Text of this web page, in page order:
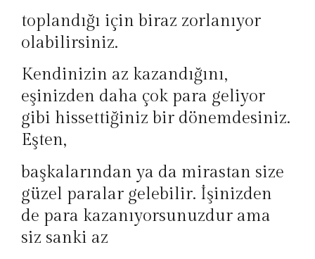
toplandığı için biraz zorlanıyor
olabilirsiniz.
Kendinizin az kazandığını,
eşinizden daha çok para geliyor
gibi hissettiğiniz bir dönemdesiniz.
Eşten,
başkalarından ya da mirastan size
güzel paralar gelebilir. İşinizden
de para kazanıyorsunuzdur ama
siz sanki az